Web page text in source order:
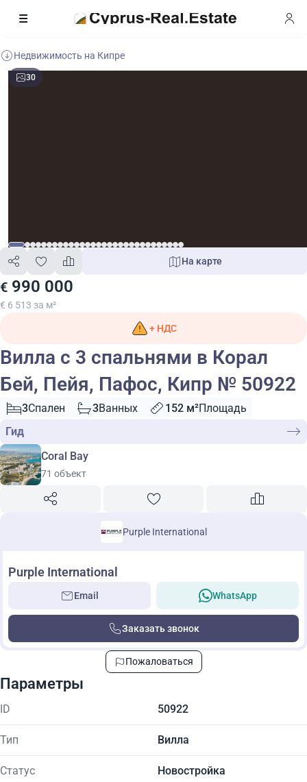
Недвижимость на Кипре
30
€ 990 000
€ 6 513 за м²
На карте
+ НДС
Вилла с 3 спальнями в Корал
Бей, Пейя, Пафос, Кипр № 50922
3Спален 3Ванных 152 м²Площадь
Гид
Coral Bay
71 объект
Purple International
Purple International
Email WhatsApp
Заказать звонок
Пожаловаться
Параметры
ID 50922
Тип Вилла
Статус Новостройка